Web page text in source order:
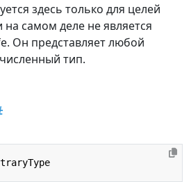
здесь только для целей
самом деле не является
Он представляет любой
тип.